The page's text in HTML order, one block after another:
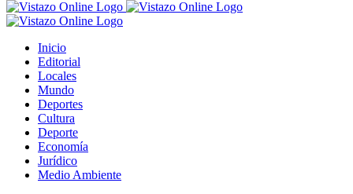
Inicio
Editorial
Locales
Mundo
Deportes
Cultura
Deporte
Economía
Jurídico
Medio Ambiente